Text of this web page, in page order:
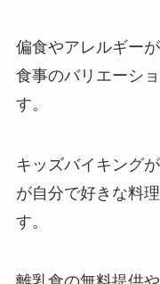
偏食やアレルギー
食事のバリエーシ
す。
キッズバイキング
が自分で好きな料
す。